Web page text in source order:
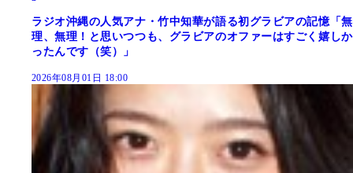
ラジオ沖縄の人気アナ・竹中知華が語る初グラビアの記憶「無
理、無理！と思いつつも、グラビアのオファーはすごく嬉しか
ったんです（笑）」
2026年08月01日 18:00